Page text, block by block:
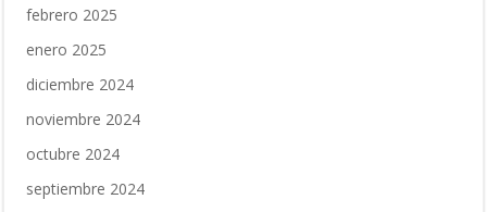
febrero 2025
enero 2025
diciembre 2024
noviembre 2024
octubre 2024
septiembre 2024